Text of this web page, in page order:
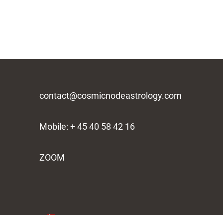
contact@cosmicnodeastrology.com
Mobile: + 45 40 58 42 16
ZOOM